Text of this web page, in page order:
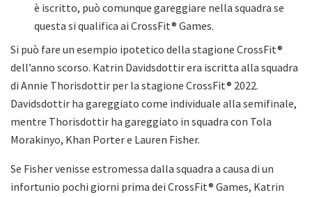
è iscritto, può comunque gareggiare nella squadra se
questa si qualifica ai CrossFit® Games.
Si può fare un esempio ipotetico della stagione CrossFit®
dell’anno scorso. Katrin Davidsdottir era iscritta alla squadra
di Annie Thorisdottir per la stagione CrossFit® 2022.
Davidsdottir ha gareggiato come individuale alla semifinale,
mentre Thorisdottir ha gareggiato in squadra con Tola
Morakinyo, Khan Porter e Lauren Fisher.
Se Fisher venisse estromessa dalla squadra a causa di un
infortunio pochi giorni prima dei CrossFit® Games, Katrin